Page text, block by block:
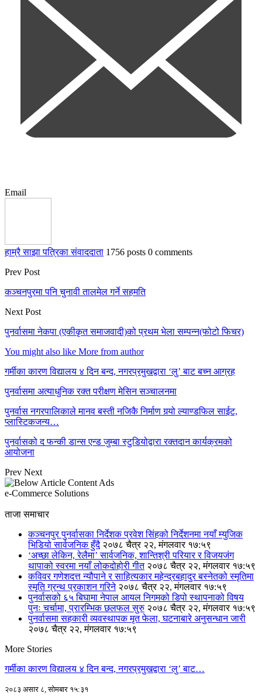
Email
हाम्रै साझा पत्रिका संवाददाता 1756 posts 0 comments
Prev Post
कञ्चनपुरमा पनि चुनावी तालमेल गर्ने सहमति
Next Post
पुनर्वासमा नेकपा (एकीकृत समाजवादी)को प्रथम भेला सम्पन्न(फोटो फिचर)
You might also like More from author
गर्मीका कारण विद्यालय ४ दिन बन्द, नगरप्रमुखद्वारा ‘लु’ बाट बच्न आग्रह
पुनर्वासमा अत्याधुनिक रक्त परीक्षण मेसिन सञ्चालनमा
पुनर्वास नगरपालिकाले मानव बस्ती नजिकै निर्माण गर्‍यो ल्याण्डफिल साईट,
प्लास्टिकजन्य…
पुनर्वासको द फन्की डान्स एन्ड जुम्बा स्टुडियोद्वारा रक्तदान कार्यक्रमको
आयोजना
Prev Next
e-Commerce Solutions
ताजा समाचार
कञ्चनपुर पुनर्वासका निर्देशक प्रवेश सिंहको निर्देशनमा नयाँ म्युजिक
भिडियो सार्वजनिक हुँदै २०७८ चैत्र २२, मंगलवार १७:५९
‘अच्छा लेकिन, रेलैमा’ सार्वजनिक, शान्तिश्री परियार र विजयजंग
थापाको स्वरमा नयाँ लोकदोहोरी गीत २०७८ चैत्र २२, मंगलवार १७:५९
कविवर गणेशदत्त न्यौपाने र साहित्यकार महेन्द्रबहादुर बस्नेतको स्मृतिमा
स्मृति ग्रन्थ प्रकाशन गरिने २०७८ चैत्र २२, मंगलवार १७:५९
पुनर्वासको ६५ बिघामा नेपाल आयल निगमको डिपो स्थापनाको विषय
पुनः चर्चामा, प्रारम्भिक छलफल सुरु २०७८ चैत्र २२, मंगलवार १७:५९
पुनर्वासमा सहकारी व्यवस्थापक मृत फेला, घटनाबारे अनुसन्धान जारी
२०७८ चैत्र २२, मंगलवार १७:५९
More Stories
गर्मीका कारण विद्यालय ४ दिन बन्द, नगरप्रमुखद्वारा ‘लु’ बाट…
२०८३ असार ८, सोमबार १५:३१